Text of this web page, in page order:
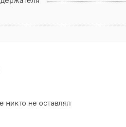
никто не оставлял